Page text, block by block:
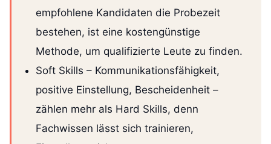
empfohlene Kandidaten die Probezeit
bestehen, ist eine kostengünstige
Methode, um qualifizierte Leute zu finden.
Soft Skills – Kommunikationsfähigkeit,
positive Einstellung, Bescheidenheit –
zählen mehr als Hard Skills, denn
Fachwissen lässt sich trainieren,